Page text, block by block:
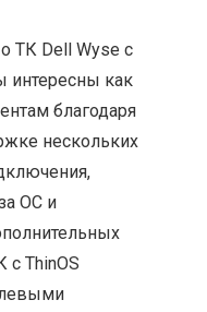
ТК Dell Wyse с
интересны как
благодаря
нескольких
ОС и
с ThinOS